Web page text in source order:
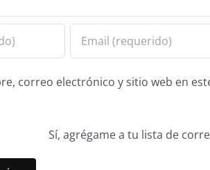
correo electrónico y sitio web en
Sí, agrégame a tu lista de